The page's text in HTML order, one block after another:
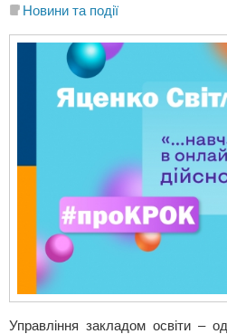
Новини та події
Управління закладом освіти –